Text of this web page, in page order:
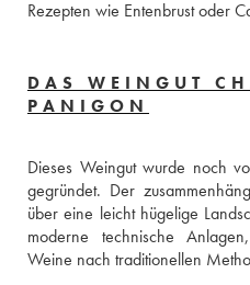
DAS WEINGUT
PANIGON
Dieses Weingut wurde noch
gegründet. Der
über eine leicht hügelige
moderne technische
Weine nach traditionellen